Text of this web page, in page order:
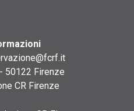
50122 Firenze
CR Firenze